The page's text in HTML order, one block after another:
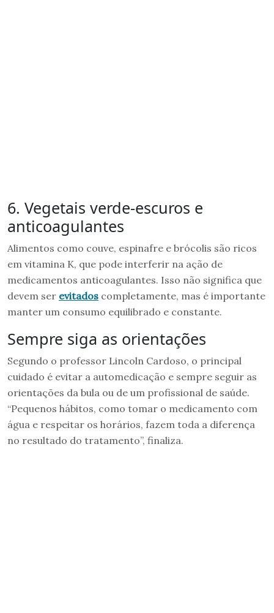
6. Vegetais verde-escuros e
anticoagulantes
Alimentos como couve, espinafre e brócolis são ricos
em vitamina K, que pode interferir na ação de
medicamentos anticoagulantes. Isso não significa que
devem ser evitados completamente, mas é importante
manter um consumo equilibrado e constante.
Sempre siga as orientações
Segundo o professor Lincoln Cardoso, o principal
cuidado é evitar a automedicação e sempre seguir as
orientações da bula ou de um profissional de saúde.
“Pequenos hábitos, como tomar o medicamento com
água e respeitar os horários, fazem toda a diferença
no resultado do tratamento”, finaliza.